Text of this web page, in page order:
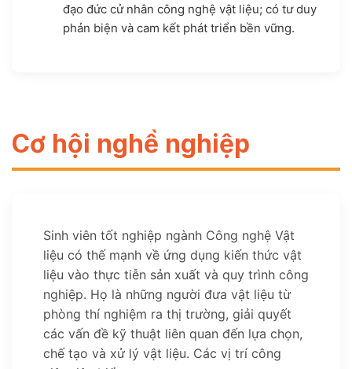
đạo đức cử nhân công nghệ vật liệu; có tư duy
phản biện và cam kết phát triển bền vững.
Cơ hội nghề nghiệp
Sinh viên tốt nghiệp ngành Công nghệ Vật
liệu có thế mạnh về ứng dụng kiến thức vật
liệu vào thực tiễn sản xuất và quy trình công
nghiệp. Họ là những người đưa vật liệu từ
phòng thí nghiệm ra thị trường, giải quyết
các vấn đề kỹ thuật liên quan đến lựa chọn,
chế tạo và xử lý vật liệu. Các vị trí công